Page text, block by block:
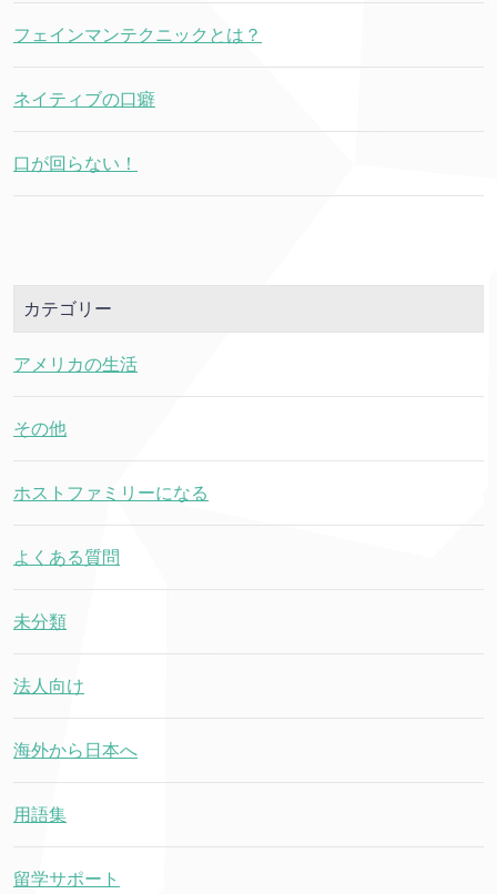
フェインマンテクニックとは？
ネイティブの口癖
口が回らない！
カテゴリー
アメリカの生活
その他
ホストファミリーになる
よくある質問
未分類
法人向け
海外から日本へ
用語集
留学サポート